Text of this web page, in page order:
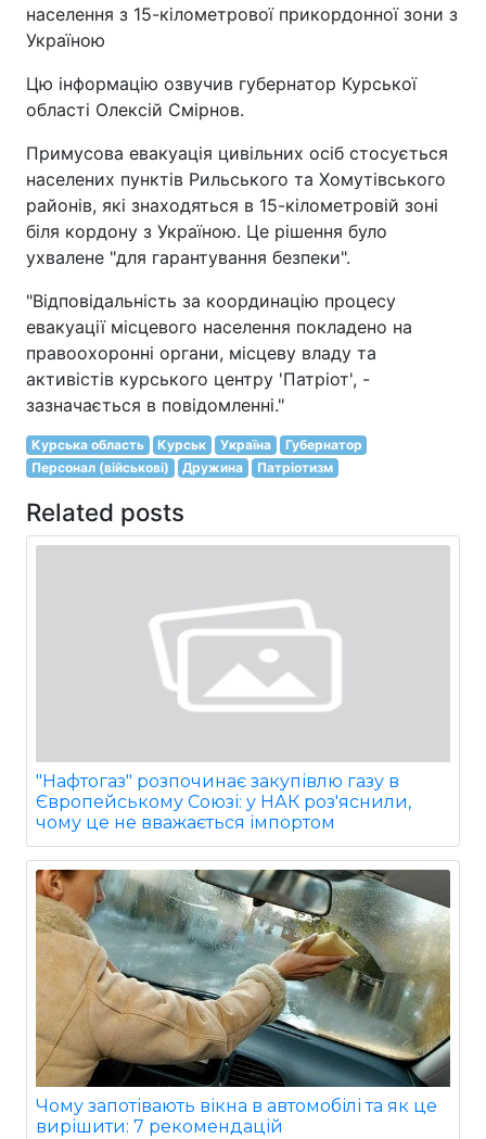
населення з 15-кілометрової прикордонної зони з
Україною
Цю інформацію озвучив губернатор Курської
області Олексій Смірнов.
Примусова евакуація цивільних осіб стосується
населених пунктів Рильського та Хомутівського
районів, які знаходяться в 15-кілометровій зоні
біля кордону з Україною. Це рішення було
ухвалене "для гарантування безпеки".
"Відповідальність за координацію процесу
евакуації місцевого населення покладено на
правоохоронні органи, місцеву владу та
активістів курського центру 'Патріот', -
зазначається в повідомленні."
Курська область Курськ Україна
Губернатор
Персонал (військові)
Дружина Патріотизм
Related posts
"Нафтогаз" розпочинає закупівлю газу в
Європейському Союзі: у НАК роз'яснили,
чому це не вважається імпортом
Чому запотівають вікна в автомобілі та як це
вирішити: 7 рекомендацій